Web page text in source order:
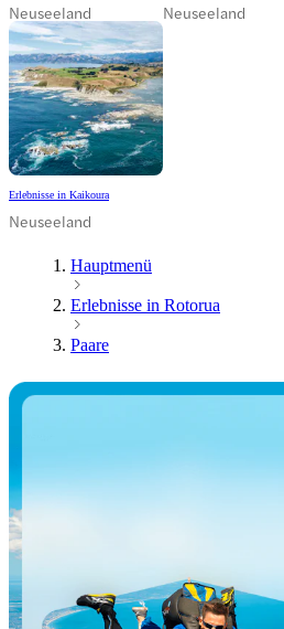
Neuseeland Neuseeland
Erlebnisse in Kaikoura
Neuseeland
Hauptmenü
Erlebnisse in Rotorua
Paare